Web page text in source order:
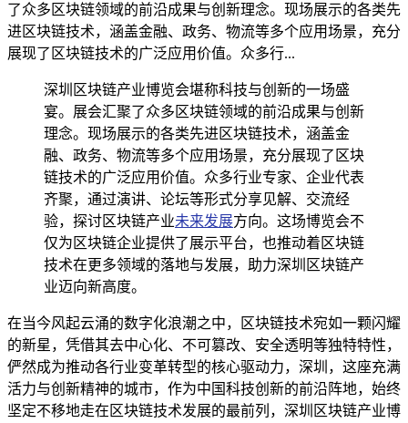
了众多区块链领域的前沿成果与创新理念。现场展示的各类先
进区块链技术，涵盖金融、政务、物流等多个应用场景，充分
展现了区块链技术的广泛应用价值。众多行...
深圳区块链产业博览会堪称科技与创新的一场盛
宴。展会汇聚了众多区块链领域的前沿成果与创新
理念。现场展示的各类先进区块链技术，涵盖金
融、政务、物流等多个应用场景，充分展现了区块
链技术的广泛应用价值。众多行业专家、企业代表
齐聚，通过演讲、论坛等形式分享见解、交流经
验，探讨区块链产业未来发展方向。这场博览会不
仅为区块链企业提供了展示平台，也推动着区块链
技术在更多领域的落地与发展，助力深圳区块链产
业迈向新高度。
在当今风起云涌的数字化浪潮之中，区块链技术宛如一颗闪耀
的新星，凭借其去中心化、不可篡改、安全透明等独特特性，
俨然成为推动各行业变革转型的核心驱动力，深圳，这座充满
活力与创新精神的城市，作为中国科技创新的前沿阵地，始终
坚定不移地走在区块链技术发展的最前列，深圳区块链产业博